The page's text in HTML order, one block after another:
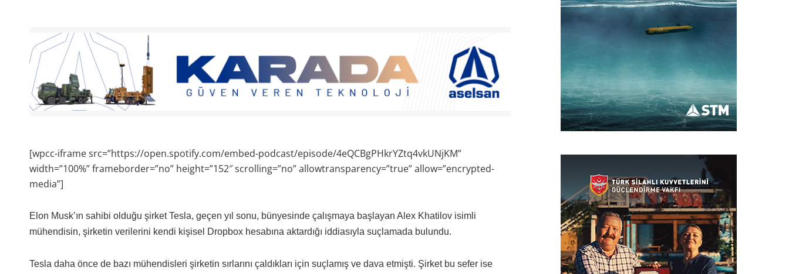
[wpcc-iframe src=”https://open.spotify.com/embed-podcast/episode/4eQCBgPHkrYZtq4vkUNjKM”
width=”100%” frameborder=”no” height=”152″ scrolling=”no” allowtransparency=”true” allow=”encrypted-
media”]
Elon Musk’ın sahibi olduğu şirket Tesla, geçen yıl sonu, bünyesinde çalışmaya başlayan Alex Khatilov isimli
mühendisin, şirketin verilerini kendi kişisel Dropbox hesabına aktardığı iddiasıyla suçlamada bulundu.
Tesla daha önce de bazı mühendisleri şirketin sırlarını çaldıkları için suçlamış ve dava etmişti. Şirket bu sefer ise